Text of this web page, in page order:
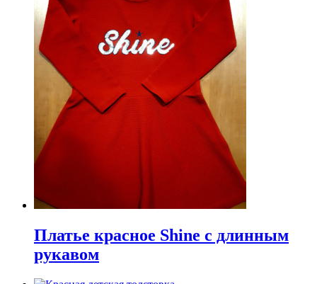
Платье красное Shine с длинным
рукавом